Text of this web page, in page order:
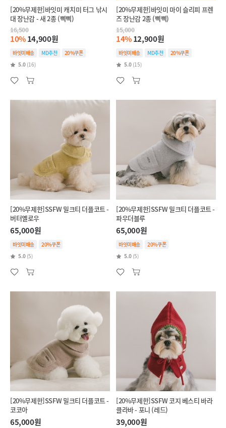
[20%무제한]바잇미 캐치미 터그 낚시
대 장난감 - 새 2종 (삑삑)
16,500
10%14,900원
바잇미배송 MD추천
20%쿠폰
5.0 (16)
[20%무제한]바잇미 마이 슬리피 프렌
즈 장난감 2종 (삑삑)
15,000
14%12,900원
바잇미배송 MD추천
20%쿠폰
5.0 (15)
[20%무제한]SSFW 밀크티 더플코트 -
버터옐로우
65,000원
바잇미배송
20%쿠폰
5.0 (5)
[20%무제한]SSFW 밀크티 더플코트 -
파우더블루
65,000원
바잇미배송
20%쿠폰
5.0 (5)
[20%무제한]SSFW 밀크티 더플코트 -
코코아
65,000원
[20%무제한]SSFW 코지 베스티 바라
클라바 - 포니 (레드)
39,000원